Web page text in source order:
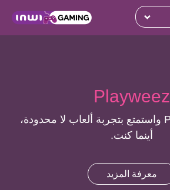
Playweez
اكتشف Playweez واستمتع بتجربة ألعاب لا محدودة،
أينما كنت.
معرفة المزيد